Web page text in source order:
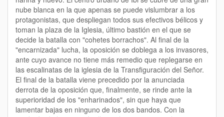
nube blanca en la que apenas se puede vislumbrar a los
protagonistas, que despliegan todos sus efectivos bélicos y
toman la plaza de la Iglesia, último bastión en el que se
decide la batalla con "cohetes borrachos". Al final de la
"encarnizada" lucha, la oposición se doblega a los invasores,
ante cuyo avance no tiene más remedio que replegarse en
las escalinatas de la iglesia de la Transfiguración del Señor.
El final de la batalla viene precedido por la anunciada
derrota de la oposición que, finalmente, se rinde ante la
superioridad de los "enharinados", sin que haya que
lamentar bajas en ninguno de los dos bandos. Con la